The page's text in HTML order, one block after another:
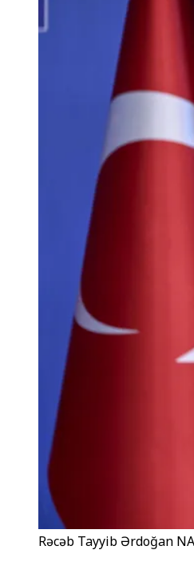
Rəcəb Tayyib Ərdoğan